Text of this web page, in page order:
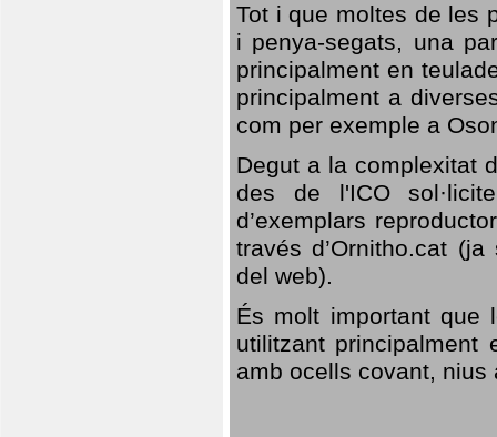
Tot i que moltes de les
i penya-segats, una
principalment en
principalment a
com per exemple a
Degut a la complexitat
des de l'ICO
d’exemplars
través d’Ornitho.cat
del web).
És molt important que
utilitzant
amb ocells covant,